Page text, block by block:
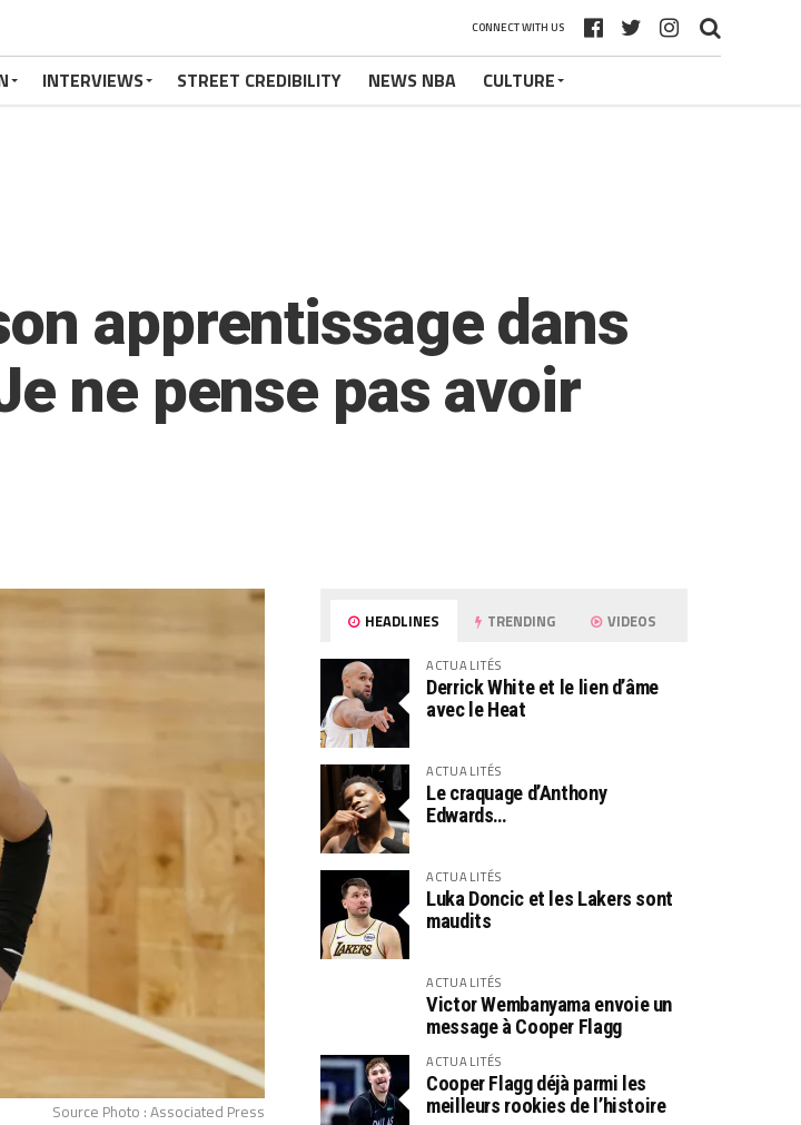
CONNECT WITH US
INTERVIEWS STREET CREDIBILITY NEWS NBA CULTURE
apprentissage dans
ne pense pas avoir
Source Photo : Associated Press
HEADLINES TRENDING VIDEOS
ACTUALITÉS
Derrick White et le lien d’âme
avec le Heat
ACTUALITÉS
Le craquage d’Anthony
Edwards…
ACTUALITÉS
Luka Doncic et les Lakers sont
maudits
ACTUALITÉS
Victor Wembanyama envoie un
message à Cooper Flagg
ACTUALITÉS
Cooper Flagg déjà parmi les
meilleurs rookies de l’histoire